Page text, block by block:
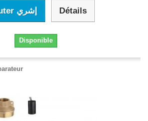
Ajouter إشري Détails
Disponible